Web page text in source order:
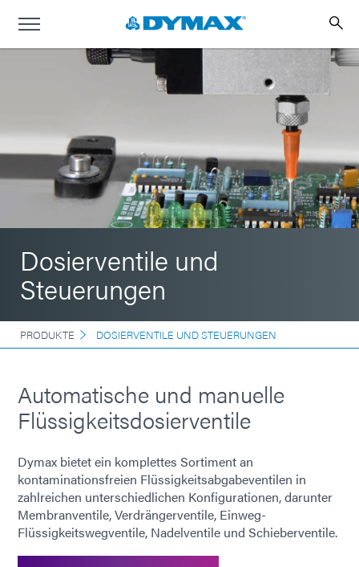
Dosierventile und
Steuerungen
PRODUKTE DOSIERVENTILE UND STEUERUNGEN
Automatische und manuelle
Flüssigkeitsdosierventile
Dymax bietet ein komplettes Sortiment an
kontaminationsfreien Flüssigkeitsabgabeventilen in
zahlreichen unterschiedlichen Konfigurationen, darunter
Membranventile, Verdrängerventile, Einweg-
Flüssigkeitswegventile, Nadelventile und Schieberventile.